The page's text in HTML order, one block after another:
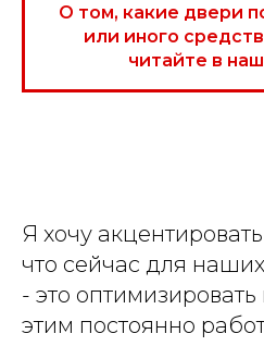
О том, какие двери
или иного
читайте в
Я хочу
что сейчас для
- это
этим постоянно